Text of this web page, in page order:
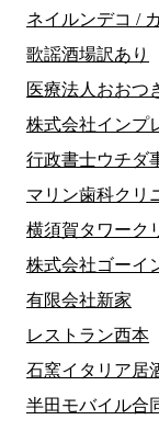
ネイルンデコ /
歌謡酒場訳あり
医療法人おおつ
株式会社インプ
行政書士ウチダ
マリン歯科クリ
横須賀タワーク
株式会社ゴーイ
有限会社新家
レストラン西本
石窯イタリア居
半田モバイル合